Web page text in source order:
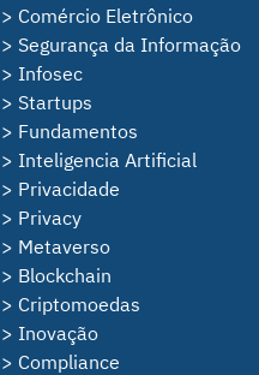
> Comércio Eletrônico
> Segurança da Informação
> Infosec
> Startups
> Fundamentos
> Inteligencia Artificial
> Privacidade
> Privacy
> Metaverso
> Blockchain
> Criptomoedas
> Inovação
> Compliance